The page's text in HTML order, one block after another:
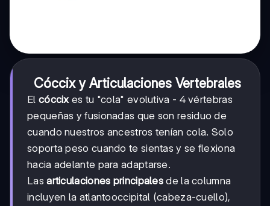
Cóccix y Articulaciones Vertebrales
El cóccixes tu "cola" evolutiva - 4 vértebras
pequeñas y fusionadas que son residuo de
cuando nuestros ancestros tenían cola. Solo
soporta peso cuando te sientas y se flexiona
hacia adelante para adaptarse.
Lasarticulaciones principales de la columna
incluyen la atlantooccipital (cabeza-cuello),